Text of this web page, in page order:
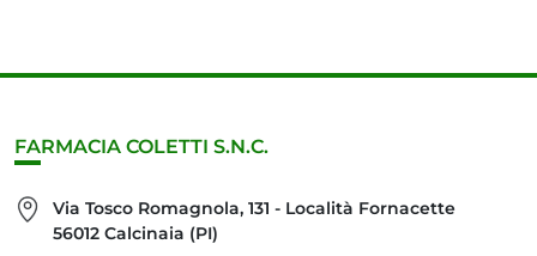
FARMACIA COLETTI S.N.C.
Via Tosco Romagnola, 131 - Località Fornacette
56012 Calcinaia (PI)